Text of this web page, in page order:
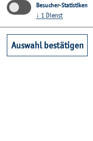
Bevor wir As­pek­te des
ka­men, konn­ten
Werks­rund­gang
Ga­ra­ge
Besucher-Statistiken
↓ 1 Dienst
Auswahl bestätigen